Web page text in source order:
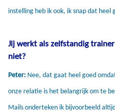
instelling heb ik ook, ik snap dat heel
Jij werkt als zelfstandig
niet?
Peter: Nee, dat gaat heel goed
onze relatie is het belangrijk om te
Mails onderteken ik bijvoorbeeld